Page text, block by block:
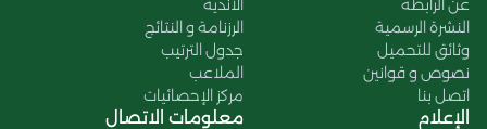
عن الرابطة
النشرة الرسمية
وثائق للتحميل
نصوص و قوانين
اتصل بنا
الأندية
الرزنامة و النتائج
جدول الترتيب
الملاعب
مركز الإحصائيات
الإعلام معلومات الاتصال